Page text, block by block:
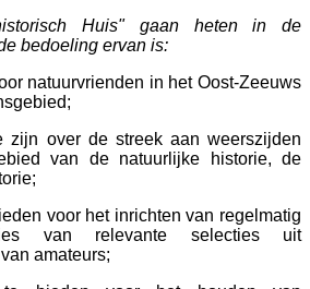
Huis" gaan heten in de
bedoeling ervan is:
natuurvrienden in het Oost-Zeeuws
zijn over de streek aan weerszijden
van de natuurlijke historie, de
voor het inrichten van regelmatig
van relevante selecties uit
amateurs;